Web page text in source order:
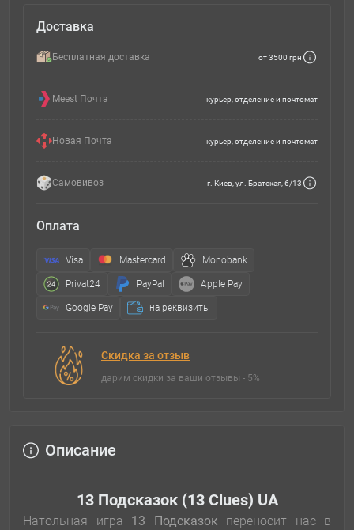
Доставка
Бесплатная доставка от 3500 грн
Meest Почта курьер, отделение и почтомат
Новая Почта курьер, отделение и почтомат
Самовивоз г. Киев, ул. Братская, 6/13
Оплата
Visa Mastercard Monobank
Privat24 PayPal Apple Pay
Google Pay на реквизиты
Скидка за отзыв
дарим скидки за ваши отзывы - 5%
Описание
13 Подсказок (13 Clues) UA
Натольная игра 13 Подсказок переносит нас в